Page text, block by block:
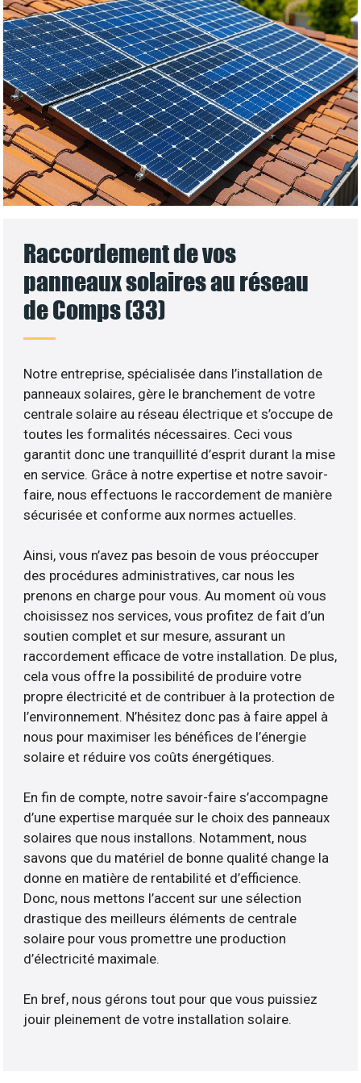
Raccordement de vos
panneaux solaires au réseau
de Comps (33)
Notre entreprise, spécialisée dans l’installation de
panneaux solaires, gère le branchement de votre
centrale solaire au réseau électrique et s’occupe de
toutes les formalités nécessaires. Ceci vous
garantit donc une tranquillité d’esprit durant la mise
en service. Grâce à notre expertise et notre savoir-
faire, nous effectuons le raccordement de manière
sécurisée et conforme aux normes actuelles.
Ainsi, vous n’avez pas besoin de vous préoccuper
des procédures administratives, car nous les
prenons en charge pour vous. Au moment où vous
choisissez nos services, vous profitez de fait d’un
soutien complet et sur mesure, assurant un
raccordement efficace de votre installation. De plus,
cela vous offre la possibilité de produire votre
propre électricité et de contribuer à la protection de
l’environnement. N’hésitez donc pas à faire appel à
nous pour maximiser les bénéfices de l’énergie
solaire et réduire vos coûts énergétiques.
En fin de compte, notre savoir-faire s’accompagne
d’une expertise marquée sur le choix des panneaux
solaires que nous installons. Notamment, nous
savons que du matériel de bonne qualité change la
donne en matière de rentabilité et d’efficience.
Donc, nous mettons l’accent sur une sélection
drastique des meilleurs éléments de centrale
solaire pour vous promettre une production
d’électricité maximale.
En bref, nous gérons tout pour que vous puissiez
jouir pleinement de votre installation solaire.